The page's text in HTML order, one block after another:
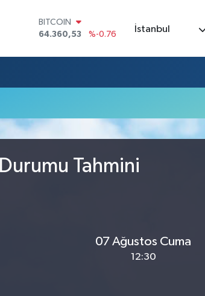
BITCOIN
64.360,53
%-0.76
47,7069
%0.17
GRAM ALTIN
İstanbul
Tahmini
07 Ağustos Cuma
12:30